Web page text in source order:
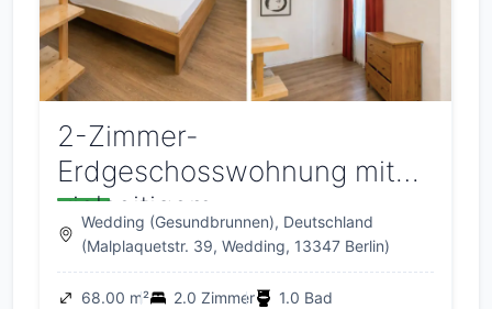
2-Zimmer-
Erdgeschosswohnung mit
vielseitigem
Nutzungspotenzial
Wedding (Gesundbrunnen), Deutschland
(Malplaquetstr. 39, Wedding, 13347 Berlin)
68.00 m² 2.0 Zimmer 1.0 Bad